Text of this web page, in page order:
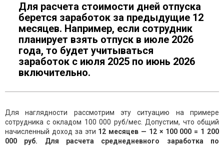
Для расчета стоимости дней отпуска
берется заработок за предыдущие 12
месяцев. Например, если сотрудник
планирует взять отпуск в июле 2026
года, то будет учитываться
заработок с июля 2025 по июнь 2026
включительно.
Для наглядности рассмотрим эту ситуацию на примере
сотрудника с окладом 100 000 руб/мес. Допустим, что общий
начисленный доход за эти 12 месяцев — 12 × 100 000 = 1 200
000 руб. Для расчета среднедневного заработка по